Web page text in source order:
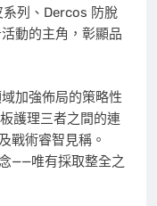
列、Dercos 防脫
動的主角，彰顯品
加強佈局的策略性
護理三者之間的連
戰術睿智見稱。
——唯有採取整全之